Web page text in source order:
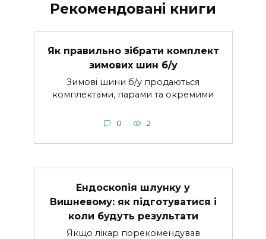
Рекомендовані книги
Як правильно зібрати комплект
зимових шин б/у
Зимові шини б/у продаються
комплектами, парами та окремими
0 2
Ендоскопія шлунку у
Вишневому: як підготуватися і
коли будуть результати
Якщо лікар порекомендував